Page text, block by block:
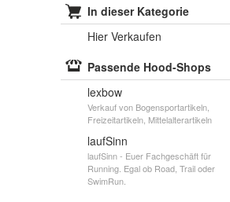
In dieser Kategorie
Hier Verkaufen
Passende Hood-Shops
lexbow
Verkauf von Bogensportartikeln,
Freizeitartikeln, Mittelalterartikeln
laufSinn
laufSinn - Euer Fachgeschäft für
Running. Egal ob Road, Trail oder
SwimRun.